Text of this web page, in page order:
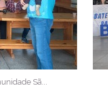
Sã...